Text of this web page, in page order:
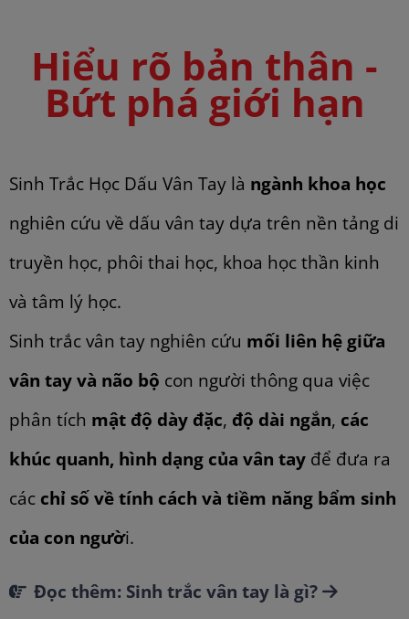
Hiểu rõ bản thân -
Bứt phá giới hạn
Sinh Trắc Học Dấu Vân Tay là ngành khoa học
nghiên cứu về dấu vân tay dựa trên nền tảng di
truyền học, phôi thai học, khoa học thần kinh
và tâm lý học.
Sinh trắc vân tay nghiên cứu mối liên hệ giữa
vân tay và não bộ con người thông qua việc
phân tích mật độ dày đặc, độ dài ngắn, các
khúc quanh, hình dạng của vân tay để đưa ra
các chỉ số về tính cách và tiềm năng bẩm sinh
của con người.
Đọc thêm: Sinh trắc vân tay là gì?